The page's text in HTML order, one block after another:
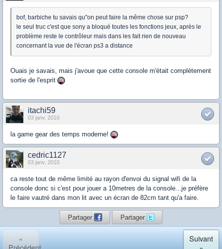
bof, barbiche tu savais qu"on peut faire la même chose sur psp?
le seul truc c'est que sony a bloqué toutes les fonctions jeux, après le
problème reste le contrôleur mais dans les fait rien de nouveau
concernant la vue de l'écran ps3 a distance
Ouais je savais, mais j'avoue que cette console m'était complètement
sortie de l'esprit
itachi59
03 janv. 2010
la game gear des temps moderne!
cedric1127
03 janv. 2010
ca reste tout de même limité au rayon d'envoi du signal wifi de la
console donc si c'est pour jouer a 10metres de la console...je préfère
le faire vautré dans mon lit avec un écran de 82cm tant qu'a faire.
Partager Partager
«
Suivant